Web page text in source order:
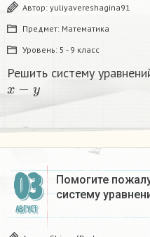
Автор: yuliyavereshagina91
Предмет: Математика
Уровень: 5 - 9 класс
Решить систему
x−y
03
АВГУСТ
Помогите
систему